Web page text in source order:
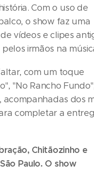
Com o uso de
o show faz uma
vídeos e clipes
irmãos na
com um toque
"No Rancho
dos
completar a
Chitãozinho e
Paulo. O show